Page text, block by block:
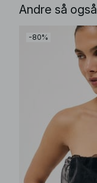
Andre så også
-80%